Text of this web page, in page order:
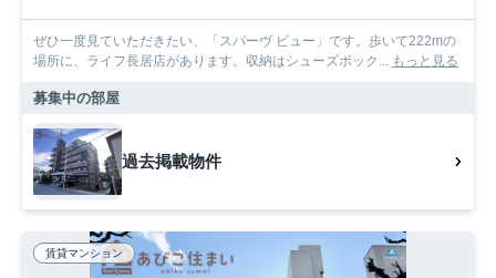
ぜひ一度見ていただきたい、「スパーヴ ビュー」です。歩いて222mの
場所に、ライフ長居店があります。収納はシューズボック... もっと見る
募集中の部屋
過去掲載物件
賃貸マンション